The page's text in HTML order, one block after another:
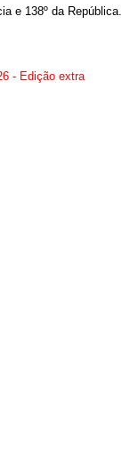
e 138º da República.
- Edição extra